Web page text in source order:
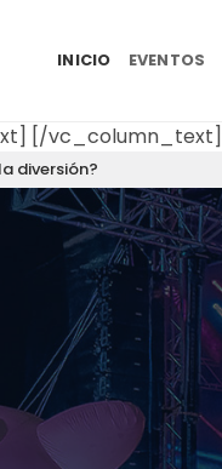
INICIO EVENTOS
[/
diversión?